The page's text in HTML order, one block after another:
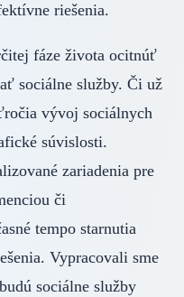
riešenia.
fáze života ocitnúť
sociálne služby. Či už
vývoj sociálnych
súvislosti.
zariadenia pre
či
tempo starnutia
Vypracovali sme
sociálne služby